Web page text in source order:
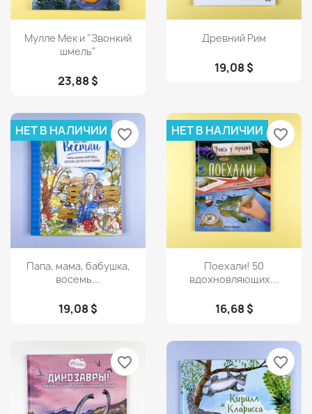
 Просмотр
Мулле Мек и "Звонкий
шмель"
23,88 $
Просмотр
Древний Рим
19,08 $
Просмотр
Папа, мама, бабушка,
восемь...
19,08 $
НЕТ В НАЛИЧИИ favorite_border
Просмотр
Поехали! 50
вдохновляющих...
16,68 $
НЕТ В НАЛИЧИИ favorite_border
favorite_border favorite_border